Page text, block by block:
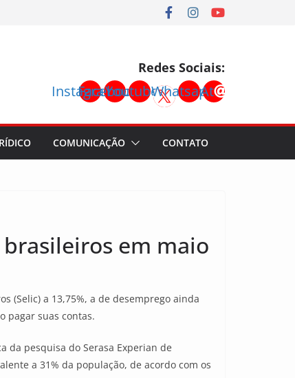
Redes Sociais:
Instagram
Facebook
YoutubeWhatsapp
At
COMUNICAÇÃO CONTATO
em maio
(Selic) a 13,75%, a de desemprego ainda
pagar suas contas.
da pesquisa do Serasa Experian de
a 31% da população, de acordo com os